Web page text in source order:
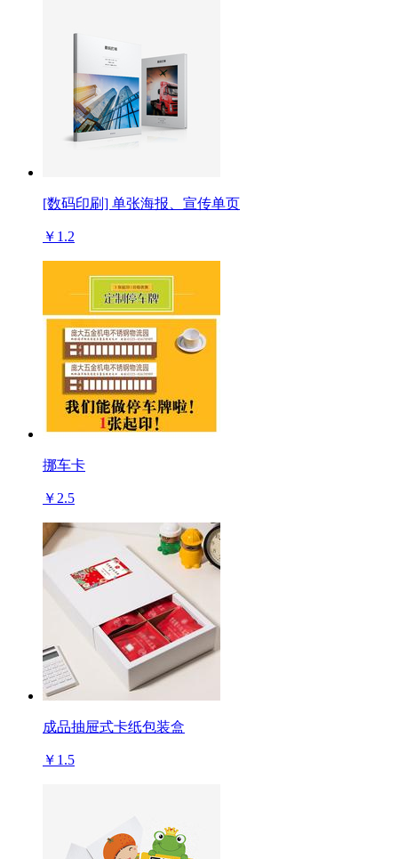
[数码印刷] 单张海报、宣传单页
￥1.2
挪车卡
￥2.5
成品抽屉式卡纸包装盒
￥1.5